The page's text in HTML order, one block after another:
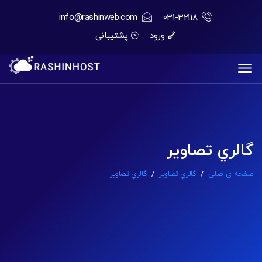
031-32118
info@rashinweb.com
ورود
پشتیبانی
گالري تصاوير
صفحه ی اصلی /گالري تصاوير /گالري تصاوير